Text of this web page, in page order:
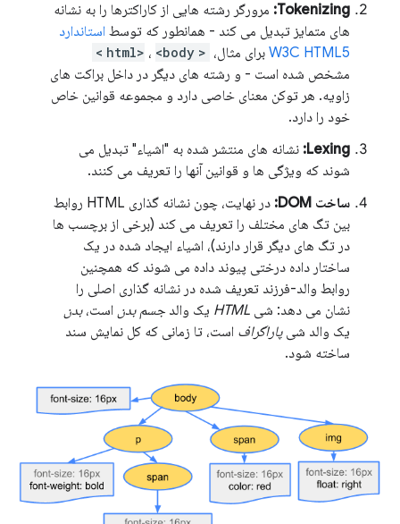
Tokenizing: مرورگر رشته هایی از کاراکترها را به نشانه
های متمایز تبدیل می کند - همانطور که توسط استاندارد
W3C HTML5 برای مثال، <html> ، <body>
مشخص شده است - و رشته های دیگر در داخل براکت های
زاویه. هر توکن معنای خاصی دارد و مجموعه قوانین خاص
خود را دارد.
Lexing: نشانه های منتشر شده به "اشیاء" تبدیل می
شوند که ویژگی ها و قوانین آنها را تعریف می کنند.
ساخت DOM:
در نهایت، چون نشانه گذاری HTML روابط
بین تگ های مختلف را تعریف می کند (برخی از برچسب ها
در تگ های دیگر قرار دارند)، اشیاء ایجاد شده در یک
ساختار داده درختی پیوند داده می شوند که همچنین
روابط والد-فرزند تعریف شده در نشانه گذاری اصلی را
نشان می دهد: شی HTML یک والد جسم بدن است،بدن
یک والد شیپاراگراف است، تا زمانی که کل نمایش سند
ساخته شود.